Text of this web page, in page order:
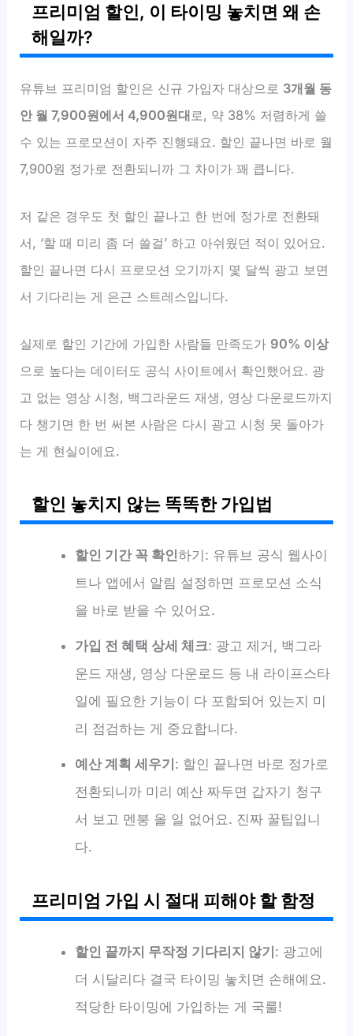
프리미엄 할인, 이 타이밍 놓치면 왜 손
해일까?
유튜브 프리미엄 할인은 신규 가입자 대상으로 3개월 동
안 월 7,900원에서 4,900원대 로, 약 38% 저렴하게 쓸
수 있는 프로모션이 자주 진행돼요. 할인 끝나면 바로 월
7,900원 정가로 전환되니까 그 차이가 꽤 큽니다.
저 같은 경우도 첫 할인 끝나고 한 번에 정가로 전환돼
서, ‘할 때 미리 좀 더 쓸걸’ 하고 아쉬웠던 적이 있어요.
할인 끝나면 다시 프로모션 오기까지 몇 달씩 광고 보면
서 기다리는 게 은근 스트레스입니다.
실제로 할인 기간에 가입한 사람들 만족도가 90% 이상
으로 높다는 데이터도 공식 사이트에서 확인했어요. 광
고 없는 영상 시청, 백그라운드 재생, 영상 다운로드까지
다 챙기면 한 번 써본 사람은 다시 광고 시청 못 돌아가
는 게 현실이에요.
할인 놓치지 않는 똑똑한 가입법
할인 기간 꼭 확인하기: 유튜브 공식 웹사이
트나 앱에서 알림 설정하면 프로모션 소식
을 바로 받을 수 있어요.
가입 전 혜택 상세 체크: 광고 제거, 백그라
운드 재생, 영상 다운로드 등 내 라이프스타
일에 필요한 기능이 다 포함되어 있는지 미
리 점검하는 게 중요합니다.
예산 계획 세우기 : 할인 끝나면 바로 정가로
전환되니까 미리 예산 짜두면 갑자기 청구
서 보고 멘붕 올 일 없어요. 진짜 꿀팁입니
다.
프리미엄 가입 시 절대 피해야 할 함정
할인 끝까지 무작정 기다리지 않기 : 광고에
더 시달리다 결국 타이밍 놓치면 손해예요.
적당한 타이밍에 가입하는 게 국룰!